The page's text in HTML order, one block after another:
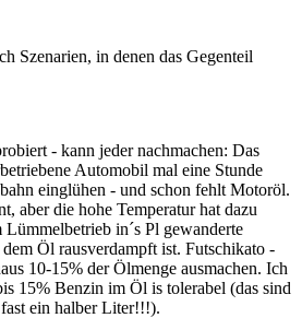
Szenarien, in denen das Gegenteil
- kann jeder nachmachen: Das
Automobil mal eine Stunde
einglühen - und schon fehlt Motoröl.
aber die hohe Temperatur hat dazu
Lümmelbetrieb in´s Pl gewanderte
Öl rausverdampft ist. Futschikato -
10-15% der Ölmenge ausmachen. Ich
15% Benzin im Öl is tolerabel (das sind
ein halber Liter!!!).